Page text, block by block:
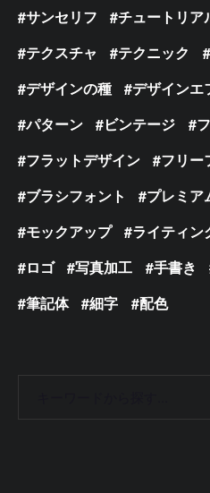
サンセリフ
チュートリア
テクスチャ
テクニック
デザインの種
デザインエ
パターン
ビンテージ
フラットデザイン
フリー
ブラシフォント
プレミア
モックアップ
ライティン
ロゴ
写真加工 手書き
筆記体
細字 配色